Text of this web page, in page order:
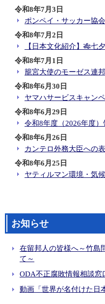
令和8年7月3日
ポンペイ・サッカー協
令和8年7月2日
【日本文化紹介】🎋七
令和8年7月1日
籠宮大使のモーゼス連
令和8年6月30日
ヤマハサービスキャン
令和8年6月29日
令和8年度（2026年度
令和8年6月26日
カンテロ外務大臣への
令和8年6月25日
ヤティルマン環境・気
お知らせ
在留邦人の皆様へ～竹島
て～
ODA不正腐敗情報相談窓
動画「世界が名付けた日